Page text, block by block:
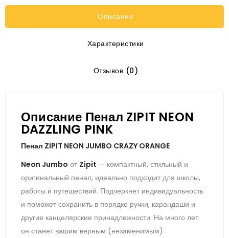
Описание
Характеристики
Отзывов (0)
Описание Пенал ZIPIT NEON
DAZZLING PINK
Пенал ZIPIT NEON JUMBO CRAZY ORANGE
Neon Jumbo от Zipit — компактный, стильный и
оригинальный пенал, идеально подходит для школы,
работы и путешествий. Подчеркнет индивидуальность
и поможет сохранить в порядке ручки, карандаши и
другие канцелярские принадлежности. На много лет
он станет вашим верным (незаменимым)